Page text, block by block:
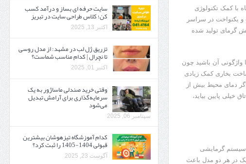
با کمک تکنولوژی
و یکنواخت در سراسر
گرمای تولید شده
واژگونی آن باشید چون
بخاری کمک زیادی
دمای محیط بیش از
خیلی پایین بیاید،
سیستم گرمایشی
در هر دو مدل باعث
سایت حرفه ‌ای بساز و درآمد کسب
کن؛ کلاس طراحی سایت در تبریز
اکتبر 13, 2025
تزریق ژل لب در مشهد: از مدل روسی
تا نچرال | کدام مناسب شماست؟
اکتبر 01, 2025
وقتی خرید صندلی ماساژور به یک
سرمایه‌گذاری برای آرامش تبدیل
می‌شود
سپتامبر 06, 2025
کدام آموزشگاه تیزهوشان بیشترین
قبولی 1404-1405 را ثبت کرد؟
آگوست 23, 2025